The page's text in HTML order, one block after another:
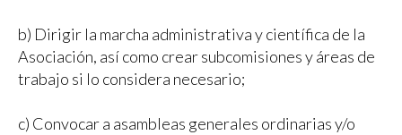
b) Dirigir la marcha administrativa y científica de la
Asociación, así como crear subcomisiones y áreas de
trabajo si lo considera necesario;
c) Convocar a asambleas generales ordinarias y/o